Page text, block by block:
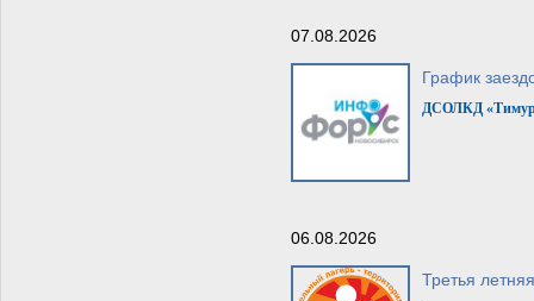
07.08.2026
График
ДСОЛКД
06.08.2026
Третья